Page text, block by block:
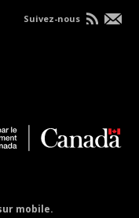
mobile.
Suivez-nous